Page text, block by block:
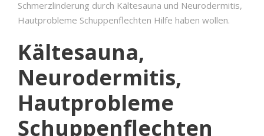
Schmerzlinderung durch Kältesauna und Neurodermitis,
Hautprobleme Schuppenflechten Hilfe haben wollen.
Kältesauna,
Neurodermitis,
Hautprobleme
Schuppenflechten